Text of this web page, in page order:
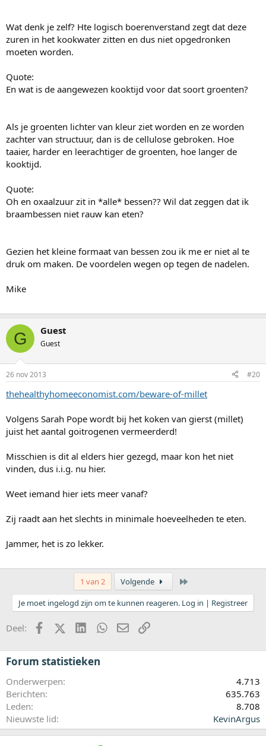
Wat denk je zelf? Hte logisch boerenverstand zegt dat deze
zuren in het kookwater zitten en dus niet opgedronken
moeten worden.
Quote:
En wat is de aangewezen kooktijd voor dat soort groenten?
Als je groenten lichter van kleur ziet worden en ze worden
zachter van structuur, dan is de cellulose gebroken. Hoe
taaier, harder en leerachtiger de groenten, hoe langer de
kooktijd.
Quote:
Oh en oxaalzuur zit in *alle* bessen?? Wil dat zeggen dat ik
braambessen niet rauw kan eten?
Gezien het kleine formaat van bessen zou ik me er niet al te
druk om maken. De voordelen wegen op tegen de nadelen.
Mike
G Guest
Guest
26 nov 2013 #20
thehealthyhomeeconomist.com/beware-of-millet
Volgens Sarah Pope wordt bij het koken van gierst (millet)
juist het aantal goitrogenen vermeerderd!
Misschien is dit al elders hier gezegd, maar kon het niet
vinden, dus i.i.g. nu hier.
Weet iemand hier iets meer vanaf?
Zij raadt aan het slechts in minimale hoeveelheden te eten.
Jammer, het is zo lekker.
1 van 2 Volgende
Je moet ingelogd zijn om te kunnen reageren. Log in | Registreer
Deel: FacebookX (Twitter)LinkedInWhatsApp
E-mailkoppeling
Forum statistieken
Onderwerpen
4.713
Berichten
635.763
Leden
8.708
Nieuwste lid
KevinArgus